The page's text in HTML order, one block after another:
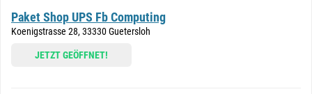
Paket Shop UPS Fb Computing
Koenigstrasse 28, 33330 Guetersloh
JETZT GEÖFFNET!